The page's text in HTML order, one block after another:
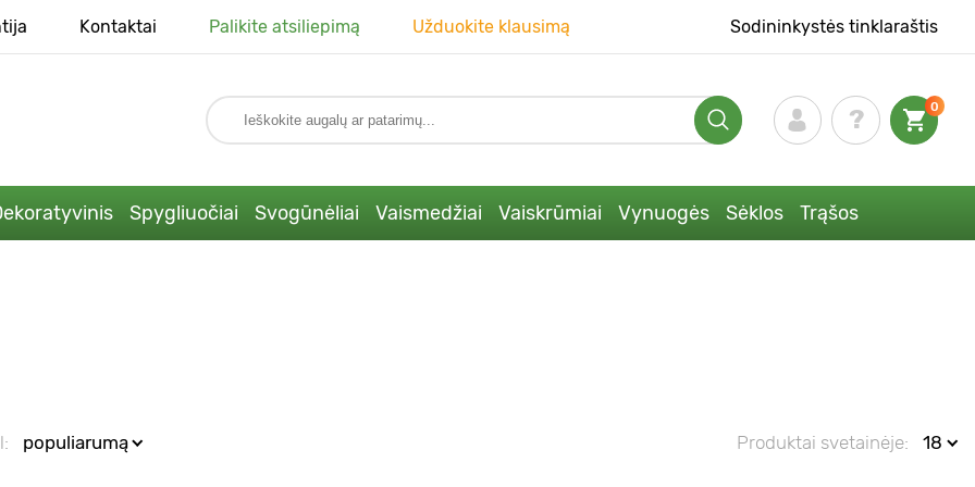
Kontaktai Palikite atsiliepimą Užduokite klausimą Sodininkystės tinklaraštis
0
Spygliuočiai Svogūnėliai Vaismedžiai Vaiskrūmiai Vynuogės Sėklos Trąšos
populiarumą Produktai svetainėje: 18